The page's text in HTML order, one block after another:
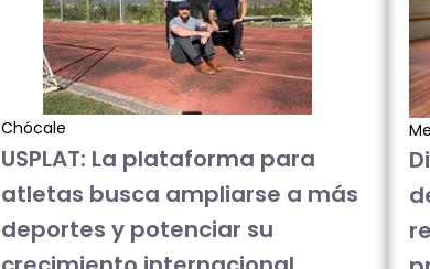
Chócale
USPLAT: La plataforma para
atletas busca ampliarse a más
deportes y potenciar su